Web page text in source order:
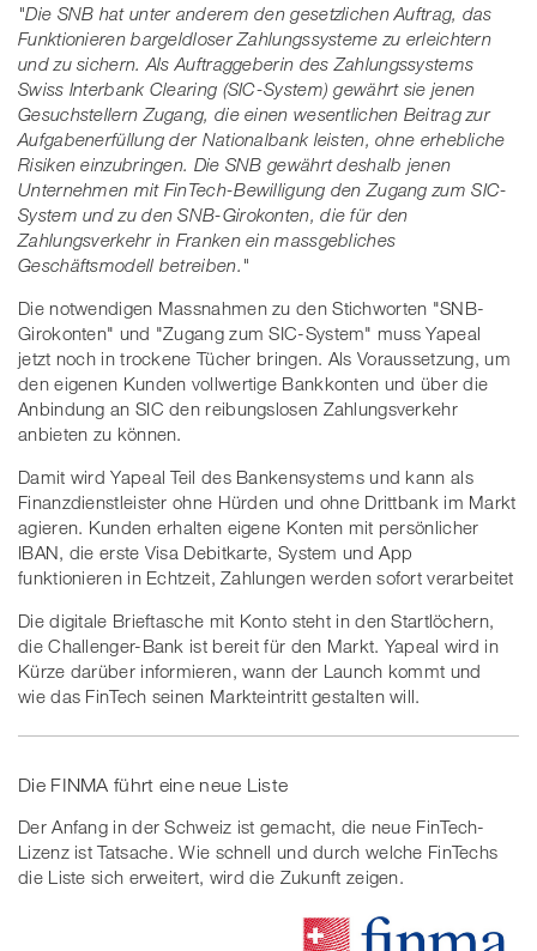
"Die SNB hat unter anderem den gesetzlichen Auftrag, das
Funktionieren bargeldloser Zahlungssysteme zu erleichtern
und zu sichern. Als Auftraggeberin des Zahlungssystems
Swiss Interbank Clearing (SIC-System) gewährt sie jenen
Gesuchstellern Zugang, die einen wesentlichen Beitrag zur
Aufgabenerfüllung der Nationalbank leisten, ohne erhebliche
Risiken einzubringen. Die SNB gewährt deshalb jenen
Unternehmen mit FinTech-Bewilligung den Zugang zum SIC-
System und zu den SNB-Girokonten, die für den
Zahlungsverkehr in Franken ein massgebliches
Geschäftsmodell betreiben."
Die notwendigen Massnahmen zu den Stichworten "SNB-
Girokonten" und "Zugang zum SIC-System" muss Yapeal
jetzt noch in trockene Tücher bringen. Als Voraussetzung, um
den eigenen Kunden vollwertige Bankkonten und über die
Anbindung an SIC den reibungslosen Zahlungsverkehr
anbieten zu können.
Damit wird Yapeal Teil des Bankensystems und kann als
Finanzdienstleister ohne Hürden und ohne Drittbank im Markt
agieren. Kunden erhalten eigene Konten mit persönlicher
IBAN, die erste Visa Debitkarte, System und App
funktionieren in Echtzeit, Zahlungen werden sofort verarbeitet
Die digitale Brieftasche mit Konto steht in den Startlöchern,
die Challenger-Bank ist bereit für den Markt. Yapeal wird in
Kürze darüber informieren, wann der Launch kommt und
wie das FinTech seinen Markteintritt gestalten will.
Die FINMA führt eine neue Liste
Der Anfang in der Schweiz ist gemacht, die neue FinTech-
Lizenz ist Tatsache. Wie schnell und durch welche FinTechs
die Liste sich erweitert, wird die Zukunft zeigen.